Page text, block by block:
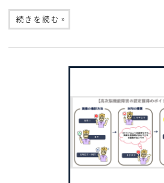
続きを読む »